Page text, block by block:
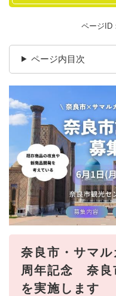
ページID
ページ内目次
奈良市・サマ
周年記念 奈良
を実施します